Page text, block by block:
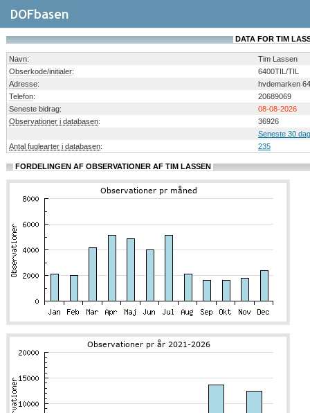
DATA FOR TIM
Navn:
Tim Lassen
Obserkode/initialer:
6400TIL/TIL
Adresse:
hvdemarken
Telefon:
20689069
Seneste bidrag:
08-08-2026
Observationer i databasen:
36926
Seneste 30
Antal fuglearter i databasen: 235
FORDELINGEN AF OBSERVATIONER AF TIM LASSEN